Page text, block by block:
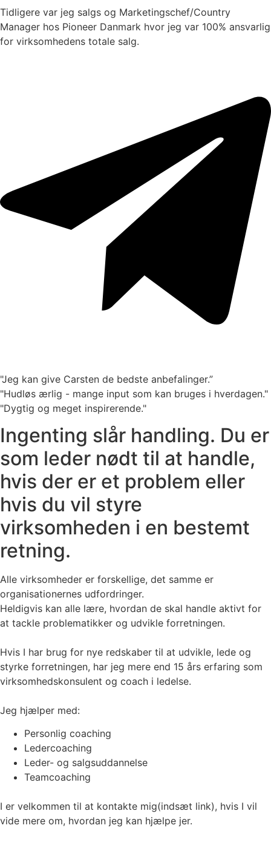
Tidligere var jeg salgs og Marketingschef/Country
Manager hos Pioneer Danmark hvor jeg var 100% ansvarlig
for virksomhedens totale salg.
"Jeg kan give Carsten de bedste anbefalinger.”
"Hudløs ærlig - mange input som kan bruges i hverdagen."
"Dygtig og meget inspirerende."
Ingenting slår handling. Du er
som leder nødt til at handle,
hvis der er et problem eller
hvis du vil styre
virksomheden i en bestemt
retning.
Alle virksomheder er forskellige, det samme er
organisationernes udfordringer.
Heldigvis kan alle lære, hvordan de skal handle aktivt for
at tackle problematikker og udvikle forretningen.
Hvis I har brug for nye redskaber til at udvikle, lede og
styrke forretningen, har jeg mere end 15 års erfaring som
virksomhedskonsulent og coach i ledelse.
Jeg hjælper med:
Personlig coaching
Ledercoaching
Leder- og salgsuddannelse
Teamcoaching
I er velkommen til at kontakte mig(indsæt link), hvis I vil
vide mere om, hvordan jeg kan hjælpe jer.